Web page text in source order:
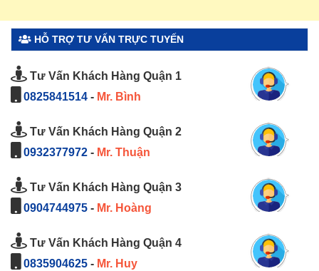
HỖ TRỢ TƯ VẤN TRỰC TUYẾN
Tư Vấn Khách Hàng Quận 1
0825841514 - Mr. Bình
Tư Vấn Khách Hàng Quận 2
0932377972 - Mr. Thuận
Tư Vấn Khách Hàng Quận 3
0904744975 - Mr. Hoàng
Tư Vấn Khách Hàng Quận 4
0835904625 - Mr. Huy